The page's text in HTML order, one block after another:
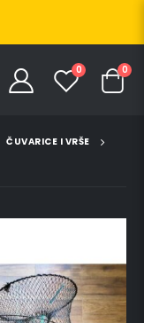
0 0
ČUVARICE I VRŠE